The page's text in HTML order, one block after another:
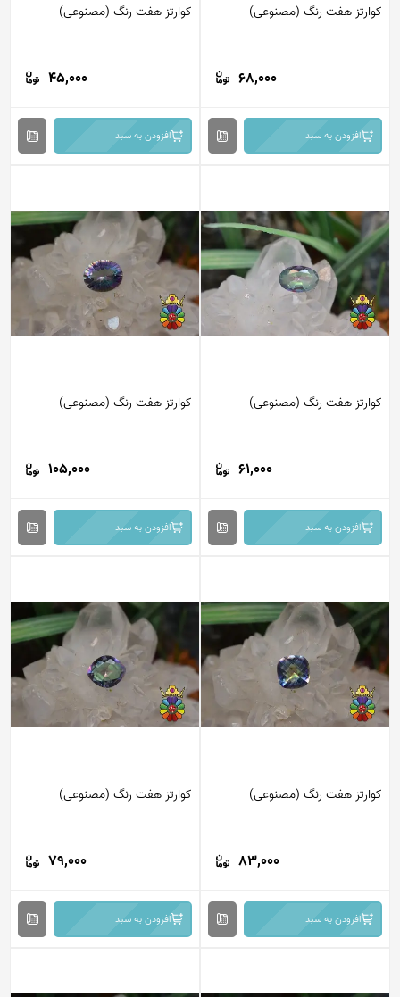
کوارتز هفت رنگ (مصنوعی)
68,000
افزودن به سبد
کوارتز هفت رنگ (مصنوعی)
45,000
افزودن به سبد
کوارتز هفت رنگ (مصنوعی)
61,000
افزودن به سبد
کوارتز هفت رنگ (مصنوعی)
105,000
افزودن به سبد
کوارتز هفت رنگ (مصنوعی)
83,000
افزودن به سبد
کوارتز هفت رنگ (مصنوعی)
79,000
افزودن به سبد